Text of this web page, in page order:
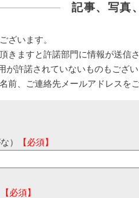
記事、写真
ざいます。
きますと許諾部門に情報が送信
が許諾されていないものもござ
前、ご連絡先メールアドレスを
） 【必須】
【必須】